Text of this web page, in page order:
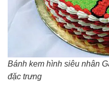
Bánh kem hình siêu nhân
đặc trưng